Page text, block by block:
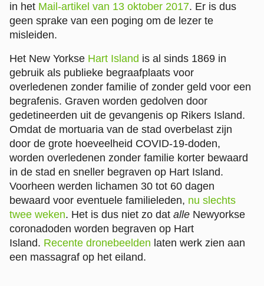
in het Mail-artikel van 13 oktober 2017. Er is dus
geen sprake van een poging om de lezer te
misleiden.
Het New Yorkse Hart Island is al sinds 1869 in
gebruik als publieke begraafplaats voor
overledenen zonder familie of zonder geld voor een
begrafenis. Graven worden gedolven door
gedetineerden uit de gevangenis op Rikers Island.
Omdat de mortuaria van de stad overbelast zijn
door de grote hoeveelheid COVID-19-doden,
worden overledenen zonder familie korter bewaard
in de stad en sneller begraven op Hart Island.
Voorheen werden lichamen 30 tot 60 dagen
bewaard voor eventuele familieleden, nu slechts
twee weken. Het is dus niet zo dat alle Newyorkse
coronadoden worden begraven op Hart
Island. Recente dronebeelden laten werk zien aan
een massagraf op het eiland.